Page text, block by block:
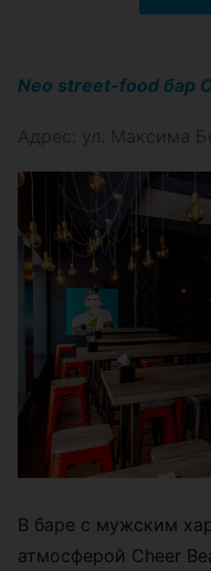
Neo street-food бар
Адрес: ул. Максима
В баре с мужским
атмосферой Cheer